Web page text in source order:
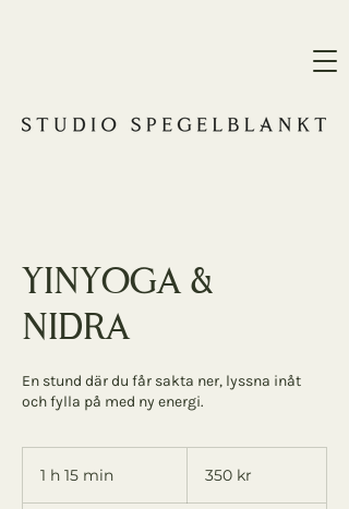
Yinyoga &
Nidra
En stund där du får sakta ner, lyssna inåt
och fylla på med ny energi.
1 h 15 min
kronor350 kr